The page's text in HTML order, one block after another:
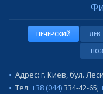
ПЕЧЕРСКИЙ
Адрес: г. Киев, бул.
Тел: +38 (044)334-42-65;